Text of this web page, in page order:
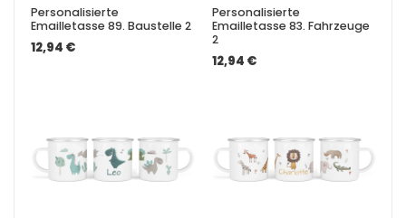
Personalisierte
Emailletasse 89. Baustelle 2
12,94 €
Personalisierte
Emailletasse 83. Fahrzeuge
2
12,94 €